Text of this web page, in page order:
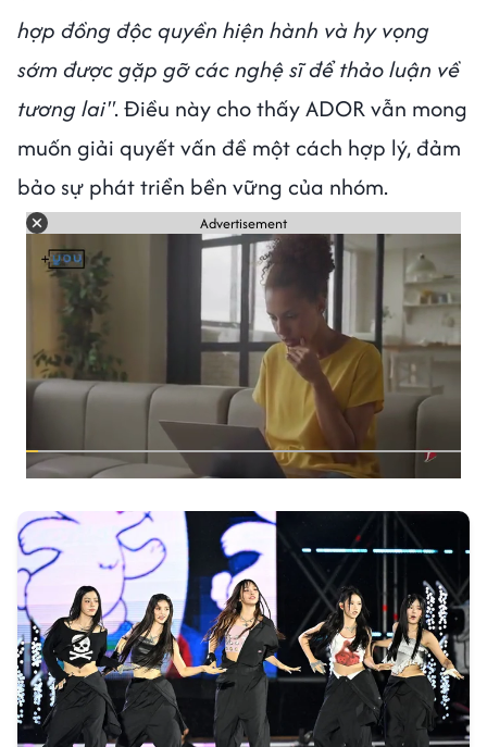
hợp đồng độc quyền hiện hành và hy vọng
sớm được gặp gỡ các nghệ sĩ để thảo luận về
tương lai". Điều này cho thấy ADOR vẫn mong
muốn giải quyết vấn đề một cách hợp lý, đảm
bảo sự phát triển bền vững của nhóm.
Advertisement